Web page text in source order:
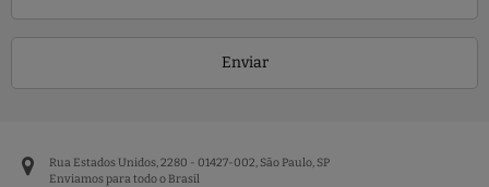
Enviar
Rua Estados Unidos, 2280 - 01427-002, São Paulo, SP
Enviamos para todo o Brasil